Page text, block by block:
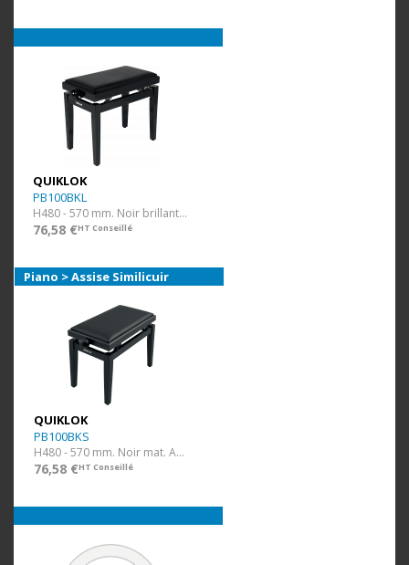
QUIKLOK
PB100BKL
H480 - 570 mm. Noir brillant. Assise Simili.
76,58 €HT Conseillé
Piano > Assise Similicuir
QUIKLOK
PB100BKS
H480 - 570 mm. Noir mat. Assise Simili.
76,58 €HT Conseillé